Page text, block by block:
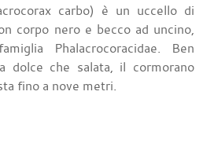
carbo) è un uccello di
corpo nero e becco ad uncino,
Phalacrocoracidae. Ben
dolce che salata, il cormorano
fino a nove metri.